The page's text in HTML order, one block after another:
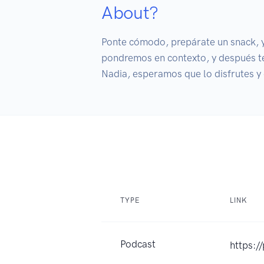
About?
Ponte cómodo, prepárate un snack,
pondremos en contexto, y después
Nadia, esperamos que lo disfrutes
TYPE LINK
Podcast https://